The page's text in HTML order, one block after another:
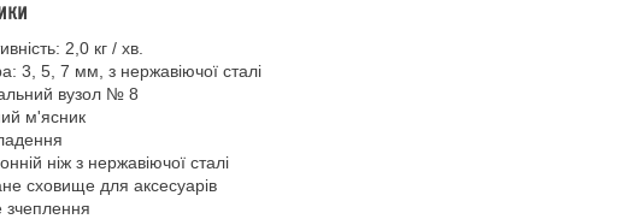
2,0 кг / хв.
3, 5, 7 мм, з нержавіючої сталі
вузол № 8
м'ясник
ніж з нержавіючої сталі
сховище для аксесуарів
зчеплення